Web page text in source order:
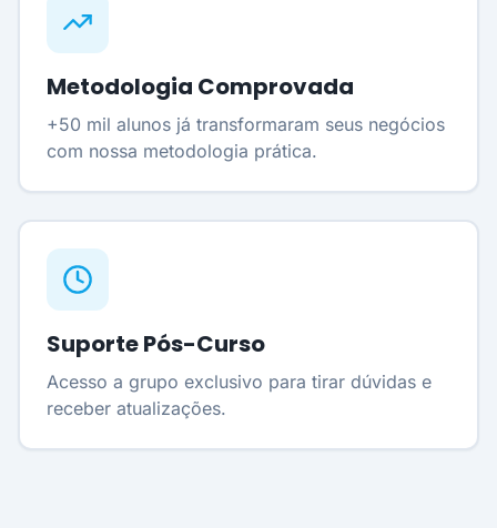
Metodologia Comprovada
+50 mil alunos já transformaram seus negócios
com nossa metodologia prática.
Suporte Pós-Curso
Acesso a grupo exclusivo para tirar dúvidas e
receber atualizações.